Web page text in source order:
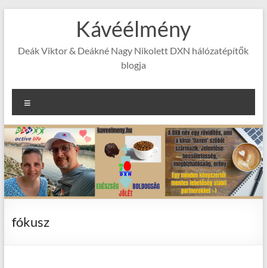
Kávéélmény
Deák Viktor & Deákné Nagy Nikolett DXN hálózatépítők
blogja
fókusz